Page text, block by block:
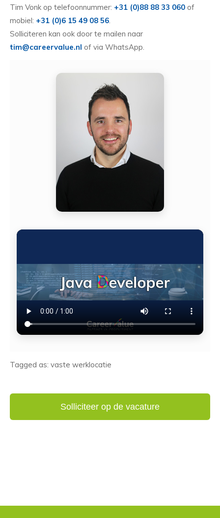
Tim Vonk op telefoonnummer: +31 (0)88 88 33 060 of
mobiel: +31 (0)6 15 49 08 56.
Solliciteren kan ook door te mailen naar
tim@careervalue.nl of via WhatsApp.
Tagged as: vaste werklocatie